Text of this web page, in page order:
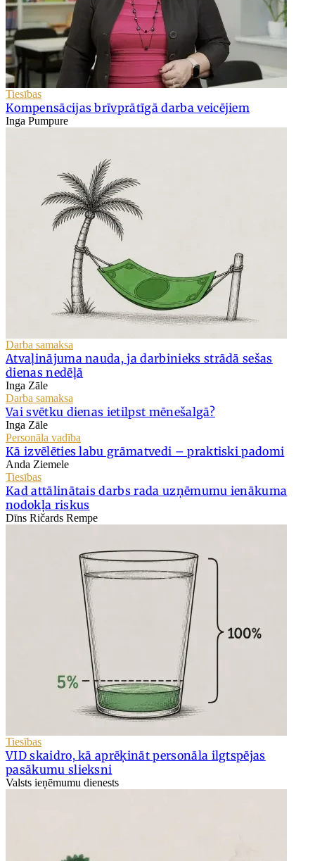
Tiesības
Kompensācijas brīvprātīgā darba veicējiem
Inga Pumpure
Darba samaksa
Atvaļinājuma nauda, ja darbinieks strādā sešas
dienas nedēļā
Inga Zāle
Darba samaksa
Vai svētku dienas ietilpst mēnešalgā?
Inga Zāle
Personāla vadība
Kā izvēlēties labu grāmatvedi – praktiski padomi
Anda Ziemele
Tiesības
Kad attālinātais darbs rada uzņēmumu ienākuma
nodokļa riskus
Dīns Ričards Rempe
Tiesības
VID skaidro, kā aprēķināt personāla ilgtspējas
pasākumu slieksni
Valsts ieņēmumu dienests